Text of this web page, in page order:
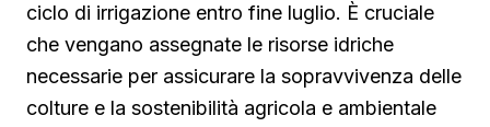
ciclo di irrigazione entro fine luglio. È cruciale
che vengano assegnate le risorse idriche
necessarie per assicurare la sopravvivenza delle
colture e la sostenibilità agricola e ambientale